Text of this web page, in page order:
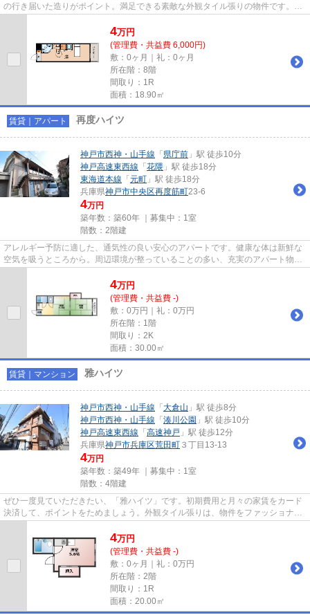
の行き届いた造りがポイント。満足できる素敵な外観タイル張りの物件です。利
4万円
(管理費・共益費 6,000円)
敷：0ヶ月｜礼：0ヶ月
所在階：8階
間取り：1R
面積：18.90㎡
賃貸｜アパート 再度ハイツ
神戸市西神・山手線 「 県庁前 」駅 徒歩10分
神戸高速東西線 「 花隈 」駅 徒歩18分
東海道本線 「 元町 」駅 徒歩18分
兵庫県神戸市中央区再度筋町23-6
4万円
築年数：築60年 ｜募集中： 1室
階数：2階建
アレルギー予防に適した、通気性の良い安心のアパートです。健康な体は新鮮な
空気を吸うところから。周辺環境が整っていることの多い、充実のアパート物
4万円
(管理費・共益費 -)
敷：0万円｜礼：0万円
所在階：1階
間取り：2K
面積：30.00㎡
賃貸｜マンション 雅ハイツ
神戸市西神・山手線 「 大倉山 」駅 徒歩8分
神戸市西神・山手線 「 湊川公園 」駅 徒歩10分
神戸高速東西線 「 高速神戸 」駅 徒歩12分
兵庫県神戸市兵庫区荒田町 ３丁目13-13
4万円
築年数：築49年 ｜募集中： 1室
階数：4階建
ぜひ一度見ていただきたい、「雅ハイツ」です。初期費用と月々の家賃をカード
決済して、ポイントをためましょう。外観タイル張りは、物件をファッショナブ
4万円
(管理費・共益費 -)
敷：0ヶ月｜礼：0万円
所在階：2階
間取り：1R
面積：20.00㎡